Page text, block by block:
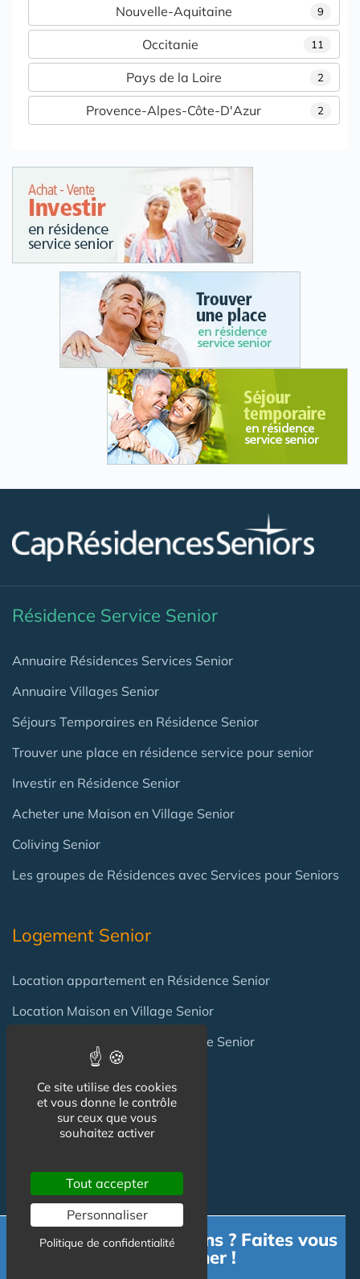
9
Nouvelle-Aquitaine
11
Occitanie
2
Pays de la Loire
2
Provence-Alpes-Côte-D'Azur
Résidence Service Senior
Annuaire Résidences Services Senior
Annuaire Villages Senior
Séjours Temporaires en Résidence Senior
Trouver une place en résidence service pour senior
Investir en Résidence Senior
Acheter une Maison en Village Senior
Coliving Senior
Les groupes de Résidences avec Services pour Seniors
Logement Senior
Location appartement en Résidence Senior
Location Maison en Village Senior
Achat appartement en Résidence Senior
Professionnels
Achat / Vente Résidence
Achat / Vente Terrain
Création Résidence
Besoin d'informations ? Faites vous
accompagner !
Ce site utilise des cookies
et vous donne le contrôle
sur ceux que vous
souhaitez activer
Tout accepter
Personnaliser
Politique de confidentialité